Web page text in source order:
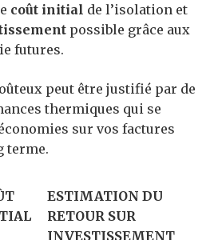
coût initial de l’isolation et
possible grâce aux
futures.
peut être justifié par de
thermiques qui se
sur vos factures
terme.
ESTIMATION DU
RETOUR SUR
INVESTISSEMENT